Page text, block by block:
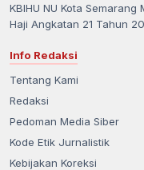
KBIHU NU Kota
Haji Angkatan 21 Tahun
Info Redaksi
Tentang Kami
Redaksi
Pedoman Media Siber
Kode Etik Jurnalistik
Kebijakan Koreksi